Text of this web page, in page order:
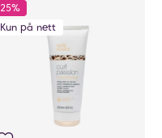
25%
Kun på nett